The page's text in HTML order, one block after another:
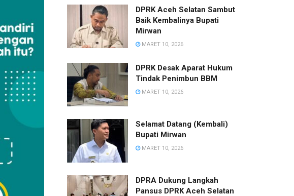
DPRK Aceh Selatan Sambut
Baik Kembalinya Bupati
Mirwan
MARET 10, 2026
DPRK Desak Aparat Hukum
Tindak Penimbun BBM
MARET 10, 2026
Selamat Datang (Kembali)
Bupati Mirwan
MARET 10, 2026
DPRA Dukung Langkah
Pansus DPRK Aceh Selatan